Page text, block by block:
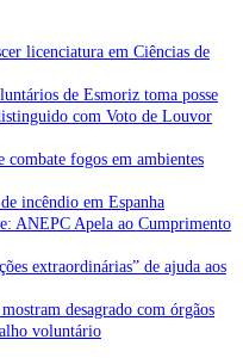
licenciatura em Ciências de
de Esmoriz toma posse
com Voto de Louvor
combate fogos em ambientes
incêndio em Espanha
ANEPC Apela ao Cumprimento
extraordinárias” de ajuda aos
desagrado com órgãos
voluntário